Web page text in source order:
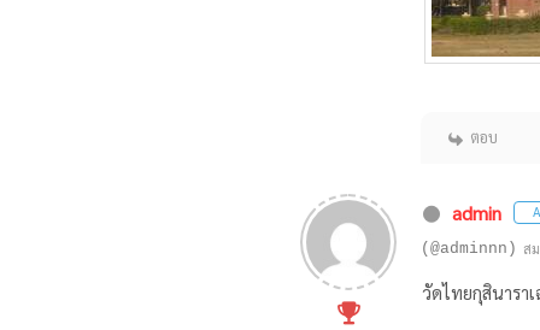
ตอบ
admin
(@adminnn) ส
วัดไทยกุสินารา